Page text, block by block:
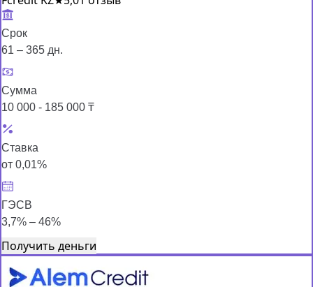
Срок
61 – 365 дн.
Сумма
10 000 - 185 000 ₸
Ставка
от 0,01%
ГЭСВ
3,7% – 46%
Получить деньги